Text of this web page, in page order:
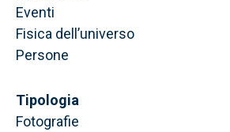
Eventi
Fisica dell’universo
Persone
Tipologia
Fotografie